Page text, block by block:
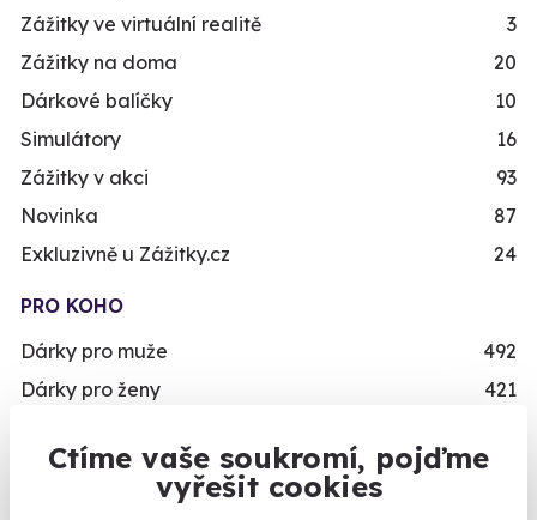
Ctíme vaše soukromí, pojďme
vyřešit cookies
Zážitky ve virtuální realitě
3
Zážitky na doma
20
Dárkové balíčky
10
Simulátory
16
Zážitky v akci
93
Novinka
87
Exkluzivně u Zážitky.cz
24
PRO KOHO
Dárky pro muže
492
Dárky pro ženy
421
Skupinové zážitky
443
Zážitky pro handicapované